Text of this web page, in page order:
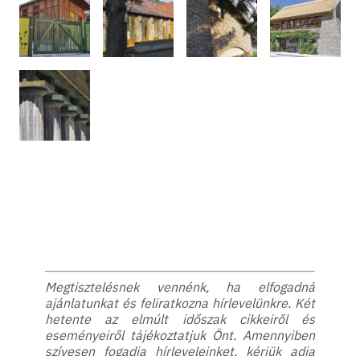
Megtisztelésnek vennénk, ha elfogadná
ajánlatunkat és feliratkozna hírlevelünkre. Két
hetente az elmúlt időszak cikkeiről és
eseményeiről tájékoztatjuk Önt. Amennyiben
szívesen fogadja hírleveleinket, kérjük adja